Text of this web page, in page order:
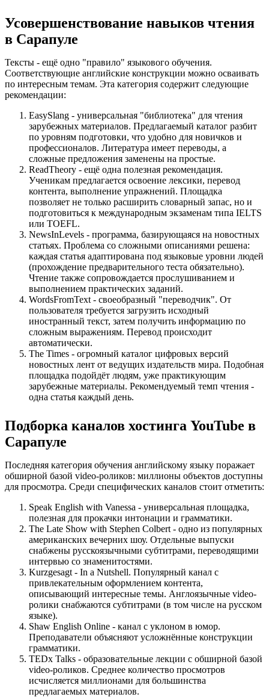
Усовершенствование навыков чтения
в Сарапуле
Тексты - ещё одно "правило" языкового обучения.
Соответствующие английские конструкции можно осваивать
по интересным темам. Эта категория содержит следующие
рекомендации:
EasySlang - универсальная "библиотека" для чтения
зарубежных материалов. Предлагаемый каталог разбит
по уровням подготовки, что удобно для новичков и
профессионалов. Литература имеет переводы, а
сложные предложения заменены на простые.
ReadTheory - ещё одна полезная рекомендация.
Ученикам предлагается освоение лексики, перевод
контента, выполнение упражнений. Площадка
позволяет не только расширить словарный запас, но и
подготовиться к международным экзаменам типа IELTS
или TOEFL.
NewsInLevels - программа, базирующаяся на новостных
статьях. Проблема со сложными описаниями решена:
каждая статья адаптирована под языковые уровни людей
(прохождение предварительного теста обязательно).
Чтение также сопровождается прослушиванием и
выполнением практических заданий.
WordsFromText - своеобразный "переводчик". От
пользователя требуется загрузить исходный
иностранный текст, затем получить информацию по
сложным выражениям. Перевод происходит
автоматически.
The Times - огромный каталог цифровых версий
новостных лент от ведущих издательств мира. Подобная
площадка подойдёт людям, уже практикующим
зарубежные материалы. Рекомендуемый темп чтения -
одна статья каждый день.
Подборка каналов хостинга YouTube в
Сарапуле
Последняя категория обучения английскому языку поражает
обширной базой video-роликов: миллионы объектов доступны
для просмотра. Среди специфических каналов стоит отметить:
Speak English with Vanessa - универсальная площадка,
полезная для прокачки интонации и грамматики.
The Late Show with Stephen Colbert - одно из популярных
американских вечерних шоу. Отдельные выпуски
снабжены русскоязычными субтитрами, переводящими
интервью со знаменитостями.
Kurzgesagt - In a Nutshell. Популярный канал с
привлекательным оформлением контента,
описывающий интересные темы. Англоязычные video-
ролики снабжаются субтитрами (в том числе на русском
языке).
Shaw English Online - канал с уклоном в юмор.
Преподаватели объясняют усложнённые конструкции
грамматики.
TEDx Talks - образовательные лекции с обширной базой
video-роликов. Среднее количество просмотров
исчисляется миллионами для большинства
предлагаемых материалов.